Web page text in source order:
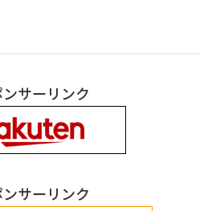
サーリンク
サーリンク